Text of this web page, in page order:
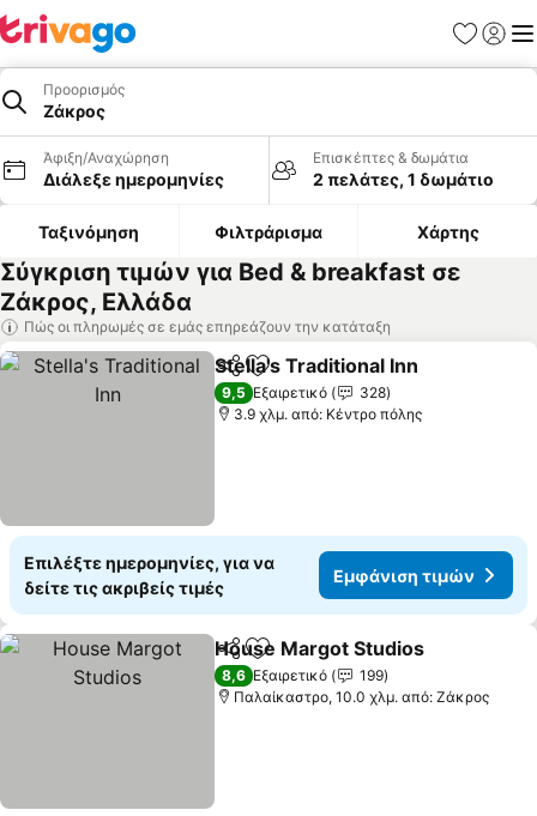
Προορισμός
Ζάκρος
Άφιξη/Αναχώρηση
Διάλεξε ημερομηνίες
Επισκέπτες & δωμάτια
2 πελάτες, 1 δωμάτιο
Ταξινόμηση Φιλτράρισμα Χάρτης
Σύγκριση τιμών για Bed & breakfast σε
Ζάκρος, Ελλάδα
Πώς οι πληρωμές σε εμάς επηρεάζουν την κατάταξη
Κοινοποίηση
Προσθήκη στα αγαπημένα
Stella's Traditional Inn
9,5 Εξαιρετικό
328
3.9 χλμ. από: Κέντρο πόλης
Επιλέξτε ημερομηνίες, για να
δείτε τις ακριβείς τιμές
Εμφάνιση τιμών
Κοινοποίηση
Προσθήκη στα αγαπημένα
House Margot Studios
8,6 Εξαιρετικό
199
Παλαίκαστρο, 10.0 χλμ. από: Ζάκρος